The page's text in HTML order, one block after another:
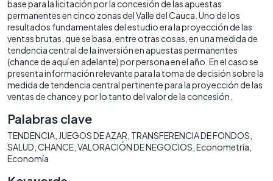
base para la licitación por la concesión de las apuestas
permanentes en cinco zonas del Valle del Cauca. Uno de los
resultados fundamentales del estudio era la proyección de las
ventas brutas, que se basa, entre otras cosas, en una medida de
tendencia central de la inversión en apuestas permanentes
(chance de aquí en adelante) por persona en el año. En el caso se
presenta información relevante para la toma de decisión sobre la
medida de tendencia central pertinente para la proyección de las
ventas de chance y por lo tanto del valor de la concesión.
Palabras clave
TENDENCIA JUEGOS DE AZAR TRANSFERENCIA DE FONDOS
SALUD CHANCE VALORACIÓN DE NEGOCIOS Econometría
Economía